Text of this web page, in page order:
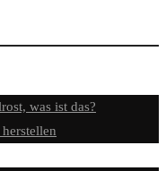
was ist das?